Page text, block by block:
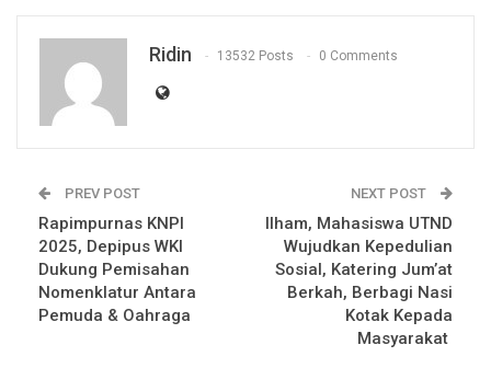
Ridin 13532 Posts 0 Comments
PREV POST
Rapimpurnas KNPI
2025, Depipus WKI
Dukung Pemisahan
Nomenklatur Antara
Pemuda & Oahraga
NEXT POST
Ilham, Mahasiswa UTND
Wujudkan Kepedulian
Sosial, Katering Jum’at
Berkah, Berbagi Nasi
Kotak Kepada
Masyarakat